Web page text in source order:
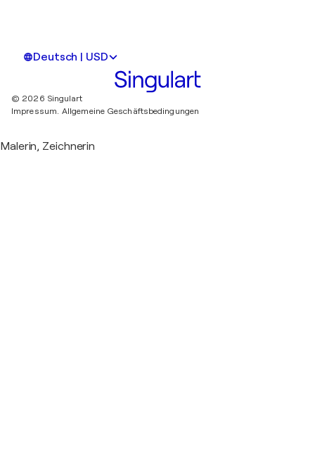
Deutsch | USD
© 2026 Singulart
Impressum. Allgemeine Geschäftsbedingungen
Malerin, Zeichnerin